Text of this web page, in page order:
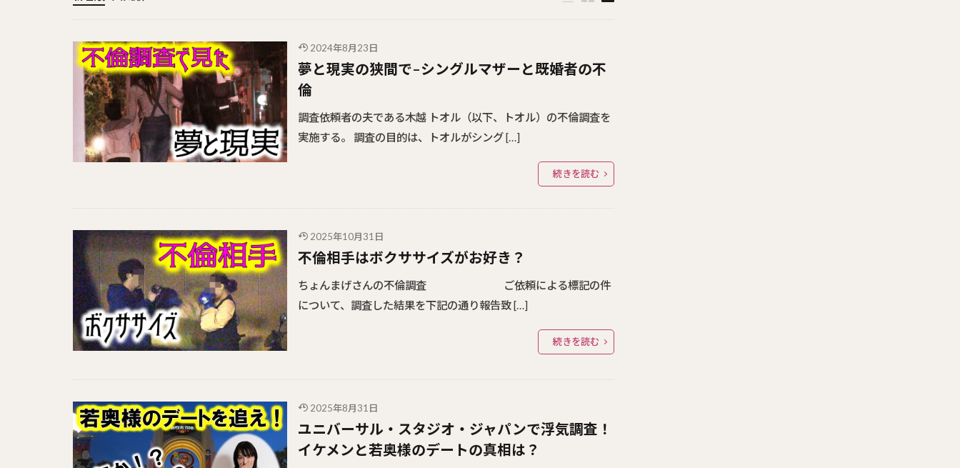
2024年8月23日
夢と現実の狭間で–シングルマザーと既婚者の不
倫
調査依頼者の夫である木越 トオル（以下、トオル）の不倫調査を
実施する。 調査の目的は、トオルがシング […]
続きを読む
2025年10月31日
不倫相手はボクササイズがお好き？
ちょんまげさんの不倫調査 ご依頼による標記の件
について、調査した結果を下記の通り報告致 […]
続きを読む
2025年8月31日
ユニバーサル・スタジオ・ジャパンで浮気調査！
イケメンと若奥様のデートの真相は？